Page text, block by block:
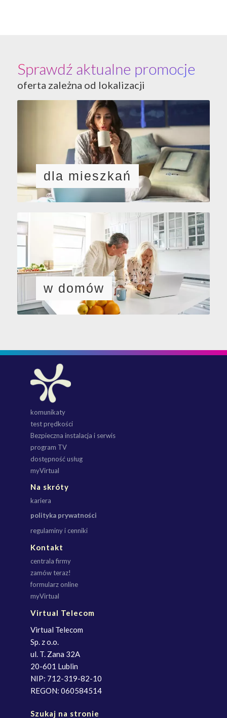
Sprawdź aktualne promocje
oferta zależna od lokalizacji
dla mieszkań
w domów
komunikaty
test prędkości
Bezpieczna instalacja i serwis
program TV
dostępność usług
myVirtual
Na skróty
kariera
polityka prywatności
regulaminy i cenniki
Kontakt
centrala firmy
zamów teraz!
formularz online
myVirtual
Virtual Telecom
Virtual Telecom
Sp. z o.o.
ul. T. Zana 32A
20-601 Lublin
NIP: 712-319-82-10
REGON: 060584514
Szukaj na stronie